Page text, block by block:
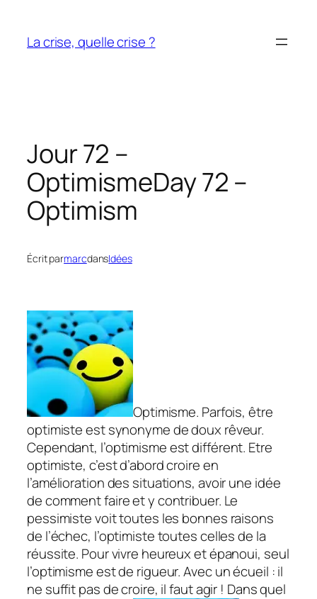
contenu
La crise, quelle crise ?
Jour 72 –
OptimismeDay 72 –
Optimism
Écrit parmarcdansIdées
Optimisme. Parfois, être
optimiste est synonyme de doux rêveur.
Cependant, l’optimisme est différent. Etre
optimiste, c’est d’abord croire en
l’amélioration des situations, avoir une idée
de comment faire et y contribuer. Le
pessimiste voit toutes les bonnes raisons
de l’échec, l’optimiste toutes celles de la
réussite. Pour vivre heureux et épanoui, seul
l’optimisme est de rigueur. Avec un écueil : il
ne suffit pas de croire, il faut agir ! Dans quel